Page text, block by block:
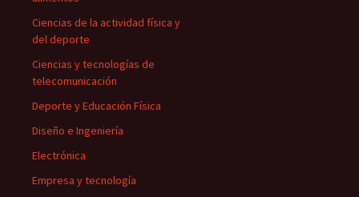
Ciencias de la actividad física y
del deporte
Ciencias y tecnologías de
telecomunicación
Deporte y Educación Física
Diseño e Ingeniería
Electrónica
Empresa y tecnología